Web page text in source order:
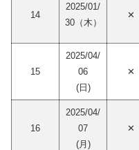
14
2025/01/
30（木）
✕
15
2025/04/
06
(日)
✕
16
2025/04/
07
(月)
✕